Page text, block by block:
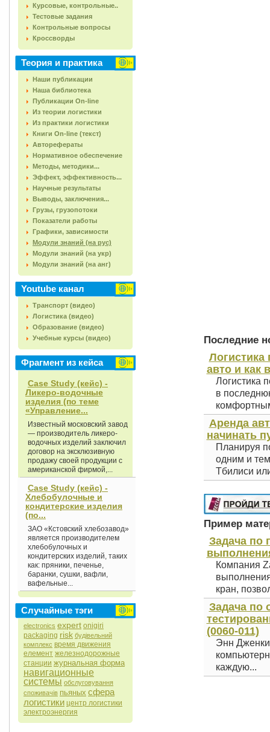
Курсовые, контрольные..
Тестовые задания
Контрольные вопросы
Кроссворды
Теория и практика
Наши публикации
Наша библиотека
Публикации On-line
Из теории логистики
Из практики логистики
Книги On-line (текст)
Авторефераты
Нормативное обеспечение
Методы, методики...
Эффект, эффективность...
Научные результаты
Выводы, заключения...
Грузы, грузопотоки
Показатели работы
Графики, зависимости
Модули знаний (на рус)
Модули знаний (на укр)
Модули знаний (на анг)
Youtube канал
Транспорт (видео)
Логистика (видео)
Образование (видео)
Учебные курсы (видео)
Фрагмент из кейса
Case Study (кейс) -
Ликеро-водочные
изделия (по теме
«Управление...
Известный московский завод
— производитель ликеро-
водочных изделий заключил
договор на эксклюзивную
продажу своей продукции с
американской фирмой,...
Case Study (кейс) -
Хлебобулочные и
кондитерские изделия
(по...
ЗАО «Кстовский хлебозавод»
является производителем
хлебобулочных и
кондитерских изделий, таких
как: пряники, печенье,
баранки, сушки, вафли,
вафельные...
Случайные тэги
electronics expert onigiri
packaging risk будівельний
комплекс время движения
елемент железнодорожные
станции журнальная форма
навигационные
системы обслуговування
споживачів пьяных сфера
логистики центр логистики
электроэнергия
Последние
Логистика
авто и как
Логистика
в
Аренда
начинать
Планируя
одним и
Тбилиси
Пример
Задача по
Компания
кран,
Задача по
(0060-011)
Энн
каждую...